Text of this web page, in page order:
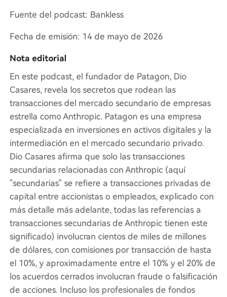
han ofrecido a sus empleados la venta directa d
ructuras de SPV en Cascada y Riesgos Post-IPO:
tiples capas de SPV para agrupar a pequeños c
ompradores. Esto crea un riesgo significativo: tra
s una IPO, la entrega física de las acciones a trav
és de estas capas puede retrasarse semanas, y
cualquier gestor interme...
Fuente del podcast: Bankless
Fecha de emisión: 14 de mayo de 2026
Nota editorial
En este podcast, el fundador de Patagon, Dio
Casares, revela los secretos que rodean las
transacciones del mercado secundario de empresas
estrella como Anthropic. Patagon es una empresa
especializada en inversiones en activos digitales y la
intermediación en el mercado secundario privado.
Dio Casares afirma que solo las transacciones
secundarias relacionadas con Anthropic (aquí
"secundarias" se refiere a transacciones privadas de
capital entre accionistas o empleados, explicado con
más detalle más adelante, todas las referencias a
transacciones secundarias de Anthropic tienen este
significado) involucran cientos de miles de millones
de dólares, con comisiones por transacción de hasta
el 10%, y aproximadamente entre el 10% y el 20% de
los acuerdos cerrados involucran fraude o falsificación
de acciones. Incluso los profesionales de fondos